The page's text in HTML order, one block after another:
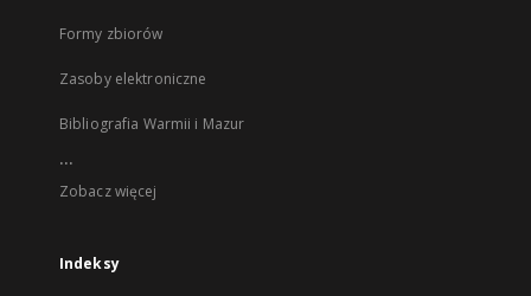
Formy zbiorów
Zasoby elektroniczne
Bibliografia Warmii i Mazur
...
Zobacz więcej
Indeksy